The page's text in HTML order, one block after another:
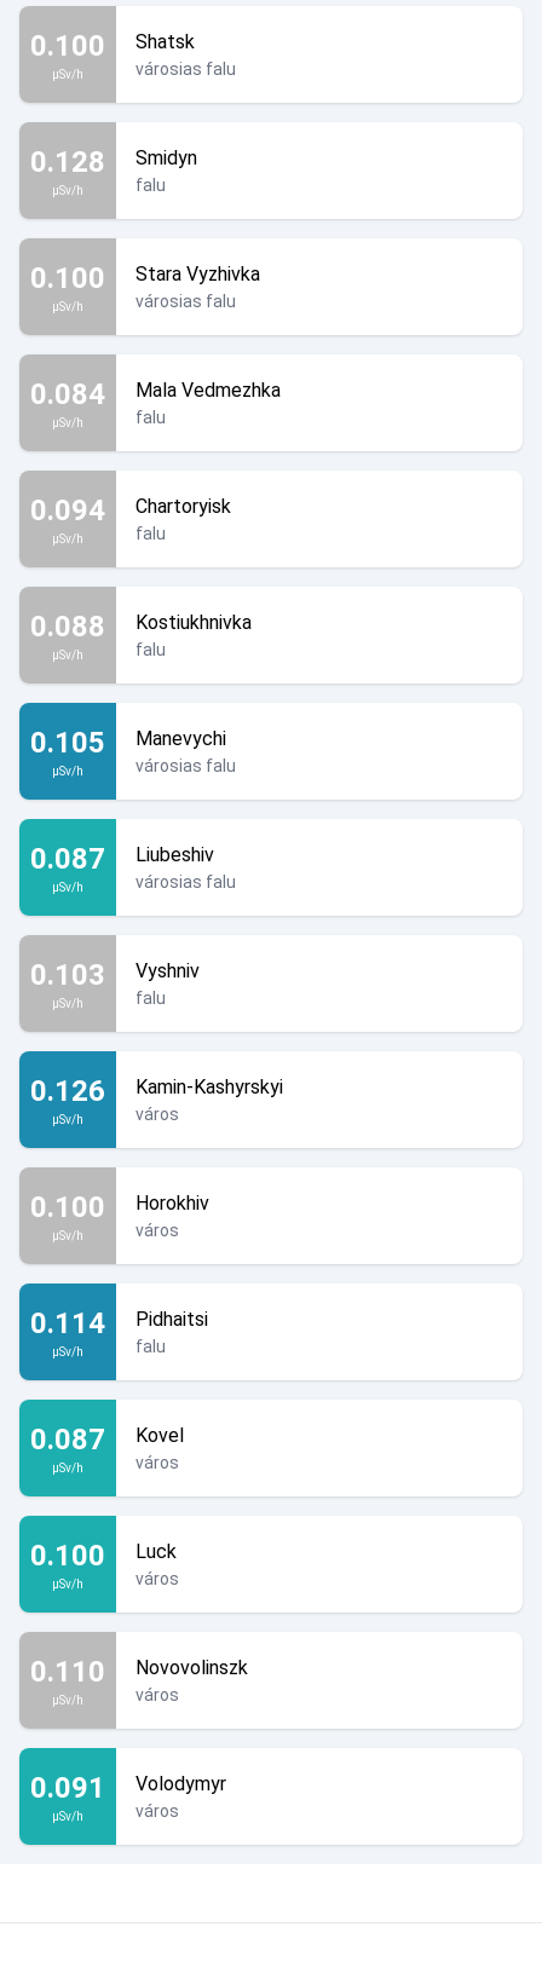
0.100
µSv/h
Shatsk
városias falu
0.128
µSv/h
Smidyn
falu
0.100
µSv/h
Stara Vyzhivka
városias falu
0.084
µSv/h
Mala Vedmezhka
falu
0.094
µSv/h
Chartoryisk
falu
0.088
µSv/h
Kostiukhnivka
falu
0.105
µSv/h
Manevychi
városias falu
0.087
µSv/h
Liubeshiv
városias falu
0.103
µSv/h
Vyshniv
falu
0.126
µSv/h
Kamin-Kashyrskyi
város
0.100
µSv/h
Horokhiv
város
0.114
µSv/h
Pidhaitsi
falu
0.087
µSv/h
Kovel
város
0.100
µSv/h
Luck
város
0.110
µSv/h
Novovolinszk
város
0.091
µSv/h
Volodymyr
város